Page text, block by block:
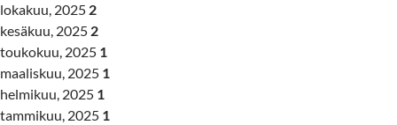
lokakuu, 2025 2
kesäkuu, 2025 2
toukokuu, 2025 1
maaliskuu, 2025 1
helmikuu, 2025 1
tammikuu, 2025 1